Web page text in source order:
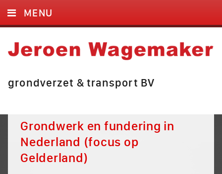
grondverzet & transport BV
MENU
EGALISATIE
GRONDVERZET
BIGBAGS
FOTO’S
VIDEO’S
Grondwerk en fundering in
Nederland (focus op
Gelderland)